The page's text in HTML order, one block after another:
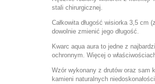
stali chirurgicznej.
Całkowita długość wisiorka 3,5 cm
dowolnie zmienić jego długość.
Kwarc aqua aura to jedne z
ochronnym. Więcej o
Wzór wykonany z drutów oraz sam
kamieni naturalnych niedoskonałości.